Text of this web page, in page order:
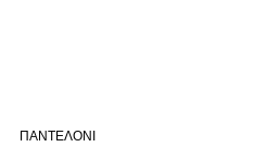
ΠΑΝΤΕΛΟΝΙ